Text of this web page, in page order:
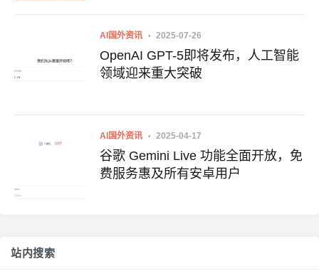
AI国外资讯 2025-07-26
OpenAI GPT-5即将发布，人工智能
领域迎来重大突破
AI国外资讯 2025-04-17
谷歌 Gemini Live 功能全面开放，免
费服务惠及所有安卓用户
站内搜索